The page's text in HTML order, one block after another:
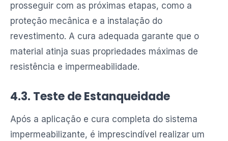
prosseguir com as próximas etapas, como a
proteção mecânica e a instalação do
revestimento. A cura adequada garante que o
material atinja suas propriedades máximas de
resistência e impermeabilidade.
4.3. Teste de Estanqueidade
Após a aplicação e cura completa do sistema
impermeabilizante, é imprescindível realizar um